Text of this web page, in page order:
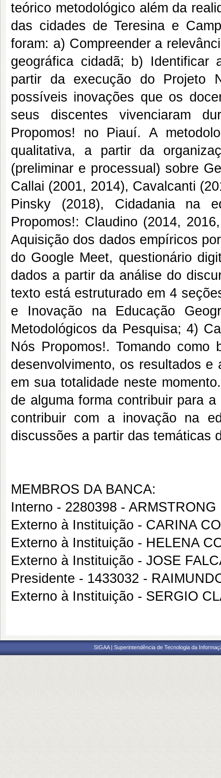
teórico metodológico além da
das cidades de Teresina e
foram: a) Compreender a
geográfica cidadã; b) Identificar
partir da execução do Projeto
possíveis inovações que os
seus discentes vivenciaram
Propomos! no Piauí. A
qualitativa, a partir da
(preliminar e processual) sobre
Callai (2001, 2014), Cavalcanti
Pinsky (2018), Cidadania na
Propomos!: Claudino (2014,
Aquisição dos dados empíricos
do Google Meet, questionário
dados a partir da análise do
texto está estruturado em 4
e Inovação na Educação
Metodológicos da Pesquisa; 4)
Nós Propomos!. Tomando
desenvolvimento, os resultados
em sua totalidade neste
de alguma forma contribuir para
contribuir com a inovação na
discussões a partir das temáticas
MEMBROS DA BANCA:
Interno - 2280398 -
Externo à Instituição - CARINA
Externo à Instituição - HELENA
Externo à Instituição - JOSE
Presidente - 1433032 -
Externo à Instituição - SERGIO
SIGAA | Superintendência de Tecnologia da